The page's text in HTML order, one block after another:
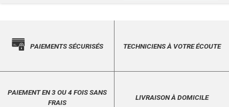
PAIEMENTS SÉCURISÉS TECHNICIENS À VOTRE ÉCOUTE
PAIEMENT EN 3 OU 4 FOIS SANS
FRAIS
LIVRAISON À DOMICILE